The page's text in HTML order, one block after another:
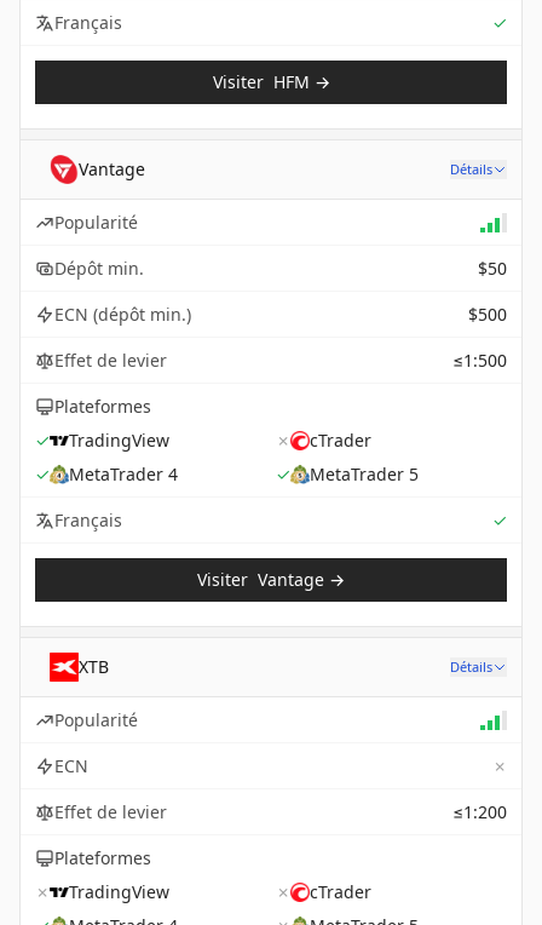
Français
✓
Visiter HFM →
Vantage Détails
Popularité
Dépôt min.
$50
ECN (dépôt min.)
$500
Effet de levier
≤1:500
Plateformes
✓
TradingView ✗
cTrader
✓
MetaTrader 4 ✓
MetaTrader 5
Français
✓
Visiter Vantage →
XTB Détails
Popularité
ECN
✗
Effet de levier
≤1:200
Plateformes
✗
TradingView ✗
cTrader